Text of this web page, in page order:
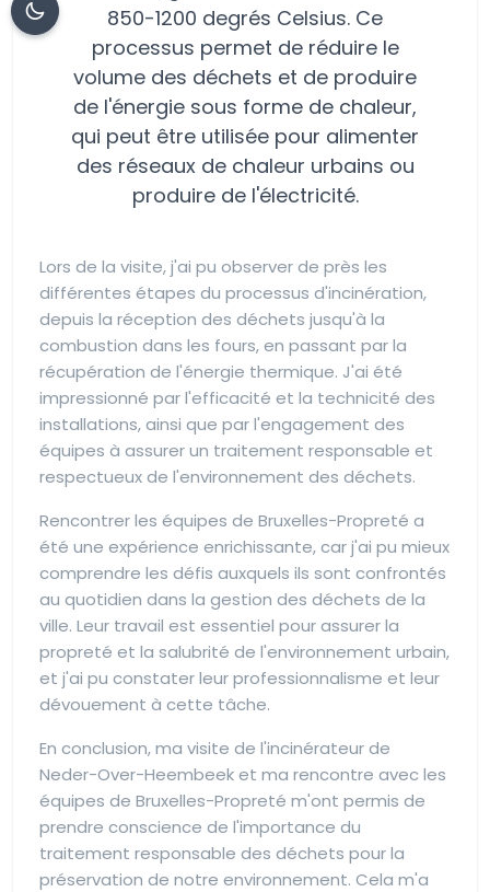
850-1200 degrés Celsius. Ce
processus permet de réduire le
volume des déchets et de produire
de l'énergie sous forme de chaleur,
qui peut être utilisée pour alimenter
des réseaux de chaleur urbains ou
produire de l'électricité.
Lors de la visite, j'ai pu observer de près les
différentes étapes du processus d'incinération,
depuis la réception des déchets jusqu'à la
combustion dans les fours, en passant par la
récupération de l'énergie thermique. J'ai été
impressionné par l'efficacité et la technicité des
installations, ainsi que par l'engagement des
équipes à assurer un traitement responsable et
respectueux de l'environnement des déchets.
Rencontrer les équipes de Bruxelles-Propreté a
été une expérience enrichissante, car j'ai pu mieux
comprendre les défis auxquels ils sont confrontés
au quotidien dans la gestion des déchets de la
ville. Leur travail est essentiel pour assurer la
propreté et la salubrité de l'environnement urbain,
et j'ai pu constater leur professionnalisme et leur
dévouement à cette tâche.
En conclusion, ma visite de l'incinérateur de
Neder-Over-Heembeek et ma rencontre avec les
équipes de Bruxelles-Propreté m'ont permis de
prendre conscience de l'importance du
traitement responsable des déchets pour la
préservation de notre environnement. Cela m'a